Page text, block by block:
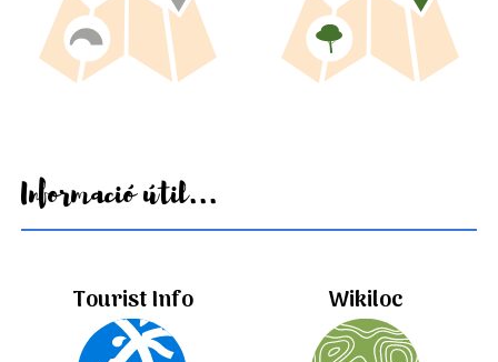
Informació útil...
Tourist Info Wikiloc